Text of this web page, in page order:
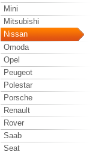
Mini
Mitsubishi
Nissan
Omoda
Opel
Peugeot
Polestar
Porsche
Renault
Rover
Saab
Seat